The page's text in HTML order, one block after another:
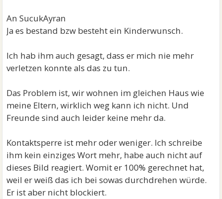
An SucukAyran
Ja es bestand bzw besteht ein Kinderwunsch.
Ich hab ihm auch gesagt, dass er mich nie mehr
verletzen konnte als das zu tun.
Das Problem ist, wir wohnen im gleichen Haus wie
meine Eltern, wirklich weg kann ich nicht. Und
Freunde sind auch leider keine mehr da.
Kontaktsperre ist mehr oder weniger. Ich schreibe
ihm kein einziges Wort mehr, habe auch nicht auf
dieses Bild reagiert. Womit er 100% gerechnet hat,
weil er weiß das ich bei sowas durchdrehen würde.
Er ist aber nicht blockiert.